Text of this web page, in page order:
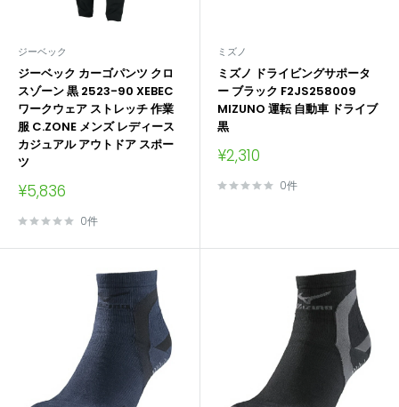
ジーベック
ジーベック カーゴパンツ クロ
スゾーン 黒 2523-90 XEBEC
ワークウェア ストレッチ 作業
服 C.ZONE メンズ レディース
カジュアル アウトドア スポー
ツ
販
価
¥5,836
0件
ミズノ
ミズノ ドライビングサポータ
ー ブラック F2JS258009
MIZUNO 運転 自動車 ドライブ
黒
販
価
¥2,310
0件